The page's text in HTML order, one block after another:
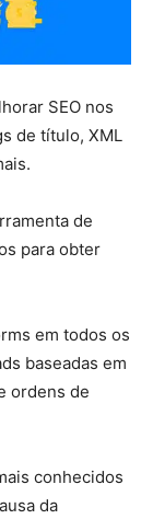
SEO nos
de título, XML
de
para obter
em todos os
baseadas em
ordens de
conhecidos
da